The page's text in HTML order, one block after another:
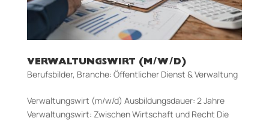
VERWALTUNGSWIRT (M/W/D)
Berufsbilder, Branche: Öffentlicher Dienst & Verwaltung
Verwaltungswirt (m/w/d) Aus­bildungs­dauer: 2 Jahre
Verwaltungswirt: Zwischen Wirtschaft und Recht Die